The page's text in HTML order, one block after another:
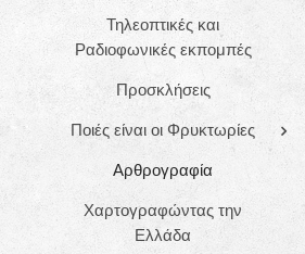
Τηλεοπτικές και
Ραδιοφωνικές εκπομπές
Προσκλήσεις
Ποιές είναι οι Φρυκτωρίες
Αρθρογραφία
Χαρτογραφώντας την
Ελλάδα